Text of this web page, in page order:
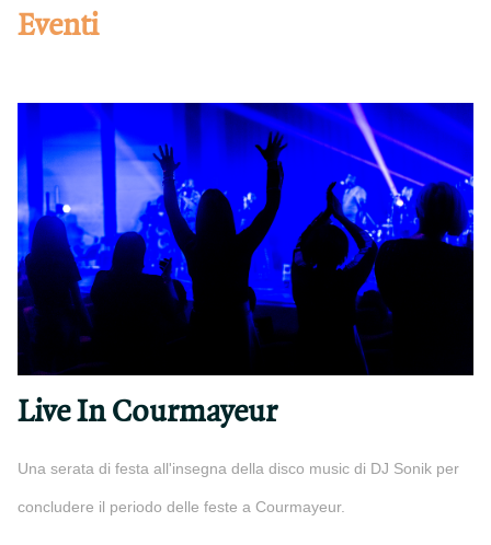
Eventi
Live In Courmayeur
Una serata di festa all'insegna della disco music di DJ Sonik per
concludere il periodo delle feste a Courmayeur.